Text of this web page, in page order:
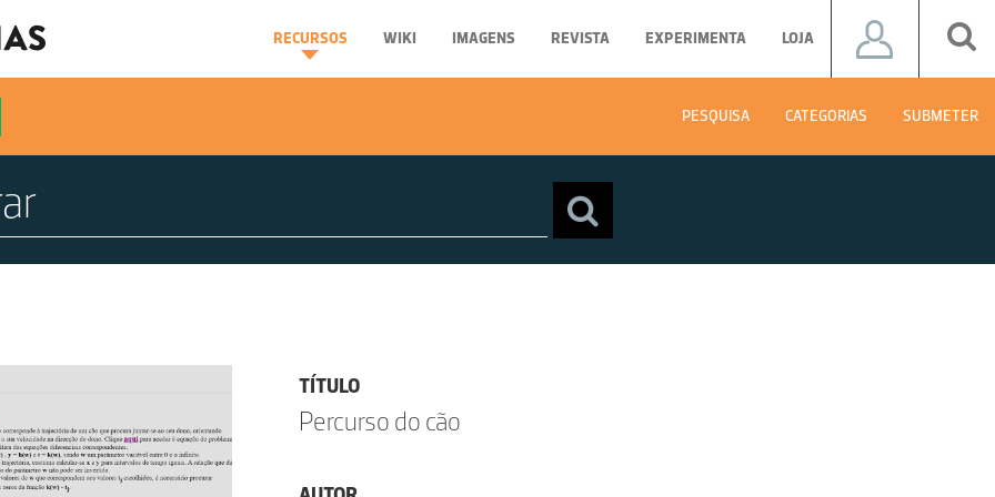
RECURSOS WIKI IMAGENS REVISTA EXPERIMENTA LOJA
PESQUISA CATEGORIAS SUBMETER
TÍTULO
Percurso do cão